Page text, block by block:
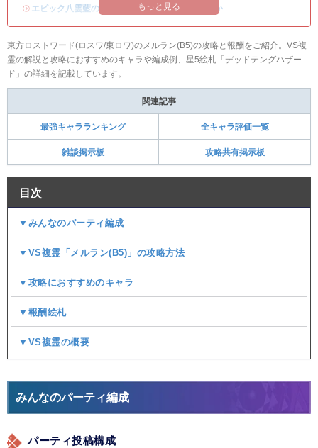
・ エピック八雲藍の評価 ガチャシミュ/ 引くべきか
もっと見る
東方ロストワード(ロスワ/東ロワ)のメルラン(B5)の攻略と報酬をご紹介。VS複
霊の解説と攻略におすすめのキャラや編成例、星5絵札「デッドテングハザー
ド」の詳細を記載しています。
関連記事
最強キャラランキング 全キャラ評価一覧
雑談掲示板 攻略共有掲示板
目次
▼みんなのパーティ編成
▼VS複霊「メルラン(B5)」の攻略方法
▼攻略におすすめのキャラ
▼報酬絵札
▼VS複霊の概要
みんなのパーティ編成
パーティ投稿構成